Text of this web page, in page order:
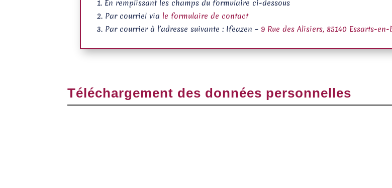
En remplissant les champs du formulaire ci-dessous
Par courriel via le formulaire de contact
Par courrier à l’adresse suivante : Ifeazen – 9 Rue des Alisiers, 85140 Essarts-en-
Téléchargement des données personnelles